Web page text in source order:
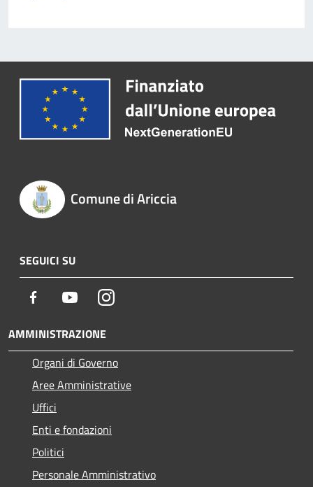
Comune di Ariccia
SEGUICI SU
Facebook YoutubeInstagram
AMMINISTRAZIONE
Organi di Governo
Aree Amministrative
Uffici
Enti e fondazioni
Politici
Personale Amministrativo